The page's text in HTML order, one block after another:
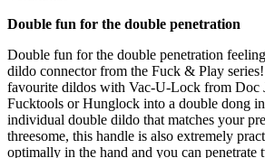
Double fun for the double penetration
Double fun for the double penetration
dildo connector from the Fuck & Play
favourite dildos with Vac-U-Lock from Doc
Fucktools or Hunglock into a double dong
individual double dildo that matches your
threesome, this handle is also extremely
optimally in the hand and you can penetrate